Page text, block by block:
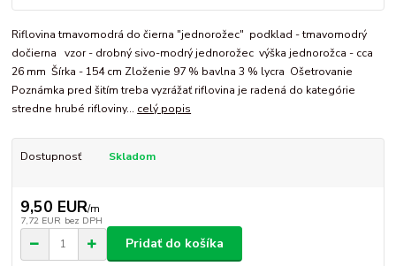
Riflovina tmavomodrá do čierna "jednorožec" podklad - tmavomodrý
dočierna vzor - drobný sivo-modrý jednorožec výška jednorožca - cca
26 mm Šírka - 154 cm Zloženie 97 % bavlna 3 % lycra Ošetrovanie
Poznámka pred šitím treba vyzrážať riflovina je radená do kategórie
stredne hrubé rifloviny... celý popis
Dostupnosť Skladom
9,50 EUR/m
7,72 EUR bez DPH
Pridať do košíka